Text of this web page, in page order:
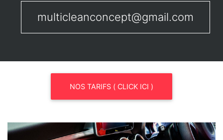
multicleanconcept@gmail.com
NOS TARIFS ( CLICK ICI )